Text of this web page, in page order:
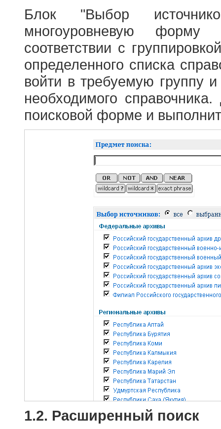
Блок "Выбор
многоуровневую форму
соответствии с
определенного списка
войти в требуемую группу и
необходимого
поисковой форме и
1.2. Расширенный поиск